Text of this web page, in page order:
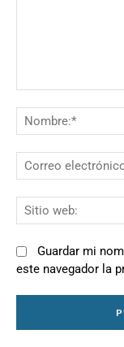
Guardar mi
este navegador la